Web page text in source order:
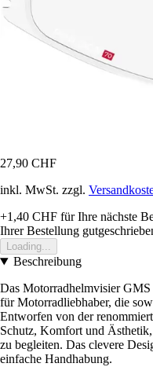
27,90 CHF
inkl. MwSt. zzgl.
+1,40 CHF für Ihre nächste
Ihrer Bestellung
Loading...
Beschreibung
Das Motorradhelmvisier
für Motorradliebhaber, die
Entworfen von der
Schutz, Komfort und
zu begleiten. Das clevere
einfache Handhabung.